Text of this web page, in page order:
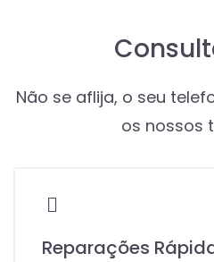
Não se aflija, o seu
os nossos
Reparações